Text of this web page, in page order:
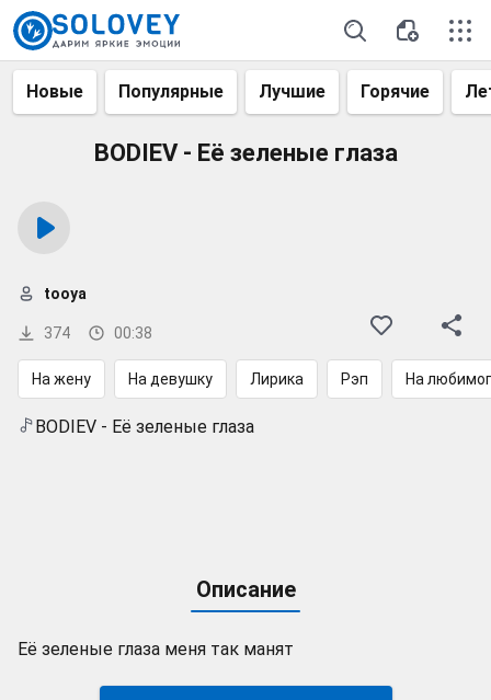
Новые Популярные Лучшие Горячие
BODIEV - Её зеленые глаза
374 00:38
tooya
На жену На девушку Лирика Рэп На
BODIEV - Её зеленые глаза
Описание
Её зеленые глаза меня так манят